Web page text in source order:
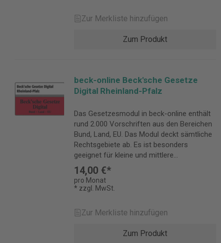
Medien Haushalts-, Finanz- und
und Sozialrecht Details zur
kundenservice@beck.de
Hauptband mit Ergänzungsband Sartorius-
Hauptband mit Ergänzungsband Nipperdey-
ausgewählte Bundesgesetze und -
Vorschriften Landesrecht Saarland im
Umfang der Beckschen Loseblatt-
Textsammlung "Hümmerich/Kopp" Alle
Rechtspflege, materielles Privatrecht
Allgemeines Verwaltungsrecht
Kommunalrecht Ordnungsrecht
Vermessungswesen, Denkmalschutz, Bau-
und Wohnungswesen, Enteignung Feuer-,
Katastrophen-, Zivilschutz, Rettungsdienst
Gesundheitswesen Umweltrecht Wege- und
Verkehrsrecht Kultusrecht, Bildungswesen,
Steuerwesen Wirtschaft, Gewerbe Arbeits-
Produktsicherheit Verantwortliche Person
Zur Merkliste hinzufügen
Zum Produkt
beck-online Beck'sche Gesetze
Digital Rheinland-Pfalz
Das Gesetzesmodul in beck-online enthält
rund 2.000 Vorschriften aus den Bereichen
Bund, Land, EU. Das Modul deckt sämtliche
Rechtsgebiete ab. Es ist besonders
geeignet für kleine und mittlere
Anwaltskanzleien, die Kommunen sowie
alle Juristinnen und Juristen, die in
mehreren Rechtsgebieten tätig sind.
Pfalz enthält online: Schönfelder-
Hauptband mit Ergänzungsband Sartorius-
Hauptband Aichberger-Hauptband Weitere
14,00 €*
pro Monat
* zzgl. MwSt.
Zur Merkliste hinzufügen
Zum Produkt